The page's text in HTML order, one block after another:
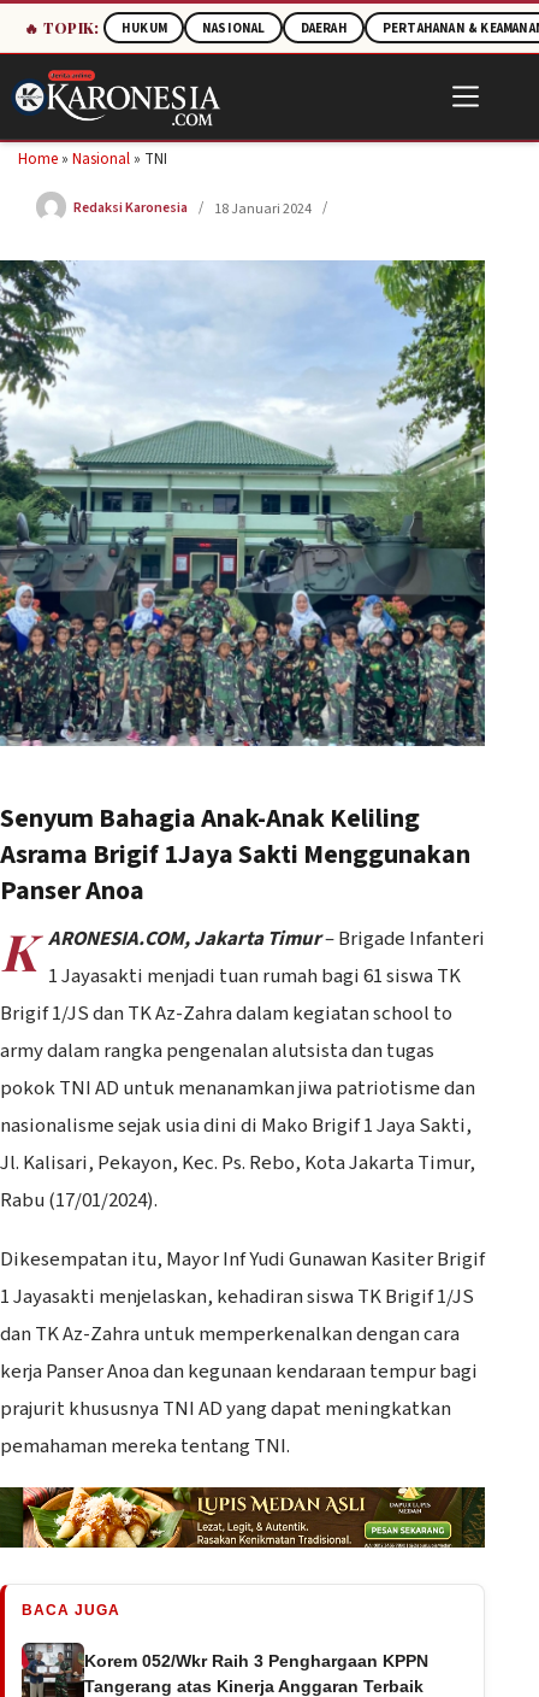
🔥 TOPIK: HUKUM NASIONAL DAERAH PERTAHANAN &
to
content
Home » Nasional » TNI
Redaksi Karonesia 18 Januari 2024
Senyum Bahagia Anak-Anak Keliling
Asrama Brigif 1Jaya Sakti Menggunakan
Panser Anoa
K ARONESIA.COM, Jakarta Timur– Brigade Infanteri
1 Jayasakti menjadi tuan rumah bagi 61 siswa TK
Brigif 1/JS dan TK Az-Zahra dalam kegiatan school to
army dalam rangka pengenalan alutsista dan tugas
pokok TNI AD untuk menanamkan jiwa patriotisme dan
nasionalisme sejak usia dini di Mako Brigif 1 Jaya Sakti,
Jl. Kalisari, Pekayon, Kec. Ps. Rebo, Kota Jakarta Timur,
Rabu (17/01/2024).
Dikesempatan itu, Mayor Inf Yudi Gunawan Kasiter Brigif
1 Jayasakti menjelaskan, kehadiran siswa TK Brigif 1/JS
dan TK Az-Zahra untuk memperkenalkan dengan cara
kerja Panser Anoa dan kegunaan kendaraan tempur bagi
prajurit khususnya TNI AD yang dapat meningkatkan
pemahaman mereka tentang TNI.
BACA JUGA
Korem 052/Wkr Raih 3 Penghargaan KPPN
Tangerang atas Kinerja Anggaran Terbaik